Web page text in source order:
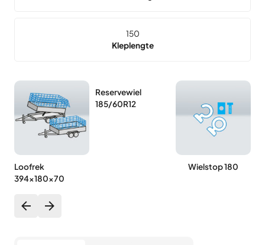
150
Kleplengte
Loofrek
394x180x70
Reservewiel
185/60R12
Wielstop 180